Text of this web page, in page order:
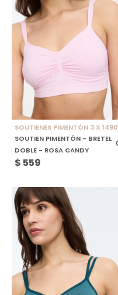
SOUTIENES PIMENTÓN 3 X 1490
SOUTIEN PIMENTÓN - BRETEL
DOBLE - ROSA CANDY
$ 559